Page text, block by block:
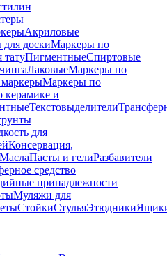
Акриловые
доскиМаркеры по
ПигментныеCпиртовые
ЛаковыеМаркеры по
Маркеры по
и
Текстовыделители
для
Консервация,
МаслаПасты и гелиРазбавители
средство
принадлежности
Муляжи для
СтойкиСтульяЭтюдники